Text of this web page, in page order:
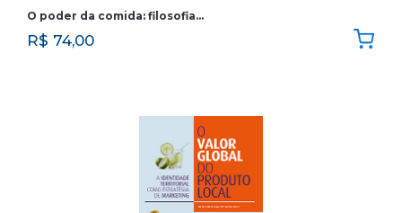
O poder da comida: filosofia…
R$ 74,00